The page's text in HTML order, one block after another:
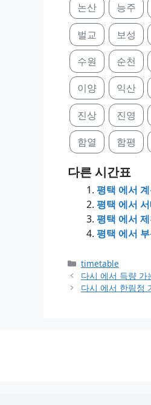
논산 능주
벌교 보성
수원 순천
이양 익산
진상 진영
함열 함평
다른 시간표
평택 에서
평택 에서
평택 에서
평택 에서
Categories
timetable
다시 에서 득량 가
다시 에서 한림정